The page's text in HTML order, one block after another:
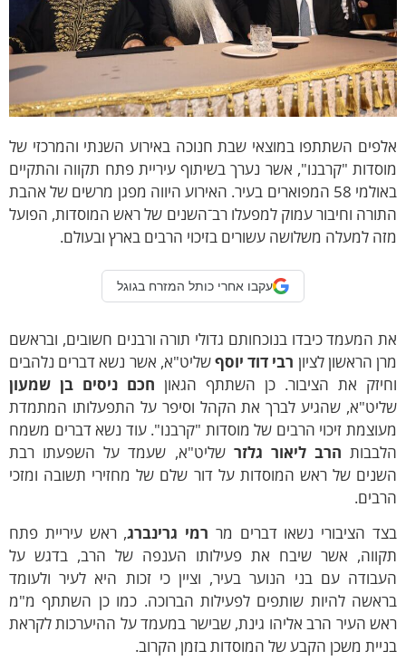
השתתפו במוצאי שבת חנוכה באירוע השנתי והמרכזי של
"קרבנו", אשר נערך בשיתוף עיריית פתח תקווה והתקיים
באולמי 58 המפוארים בעיר. האירוע היווה מפגן מרשים של אהבת
וחיבור עמוק למפעלו רב־השנים של ראש המוסדות, הפועל
למעלה משלושה עשורים בזיכוי הרבים בארץ ובעולם.
עקבו אחרי כותל המזרח בגוגל
המעמד כיבדו בנוכחותם גדולי תורה ורבנים חשובים, ובראשם
הראשון לציוןרבי דוד יוסףשליט"א, אשר נשא דברים נלהבים
את הציבור. כן השתתף הגאוןחכם ניסים בן שמעון
שהגיע לברך את הקהל וסיפר על התפעלותו המתמדת
זיכוי הרבים של מוסדות "קרבנו". עוד נשא דברים משמח
הרב ליאור גלזרשליט"א, שעמד על השפעתו רבת
של ראש המוסדות על דור שלם של מחזירי תשובה ומזכי
הציבורי נשאו דברים מררמי גרינברג, ראש עיריית פתח
אשר שיבח את פעילותו הענפה של הרב, בדגש על
עם בני הנוער בעיר, וציין כי זכות היא לעיר ולעומד
להיות שותפים לפעילות הברוכה. כמו כן השתתף מ"מ
העיר הרב אליהו גינת, שבישר במעמד על ההיערכות לקראת
משכן הקבע של המוסדות בזמן הקרוב.